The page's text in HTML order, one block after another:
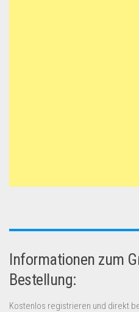
Informationen zum
Bestellung:
Kostenlos registrieren und direkt